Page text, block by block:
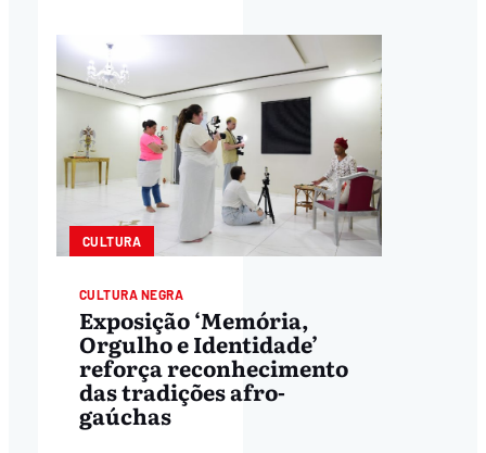
CULTURA
CULTURA NEGRA
Exposição ‘Memória,
Orgulho e Identidade’
reforça reconhecimento
das tradições afro-
gaúchas